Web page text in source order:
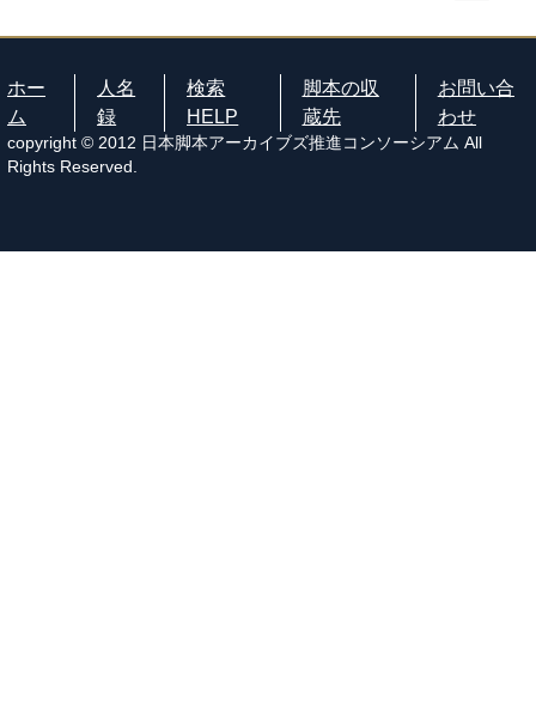
ホー
ム
人名
録
検索
HELP
脚本の収
蔵先
お問い合
わせ
copyright © 2012 日本脚本アーカイブズ推進コンソーシアム All
Rights Reserved.